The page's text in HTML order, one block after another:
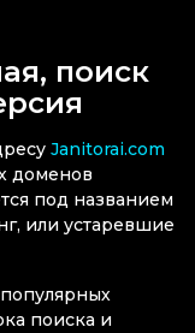
поиск
Janitorai.com
доменов
под названием
или устаревшие
популярных
поиска и